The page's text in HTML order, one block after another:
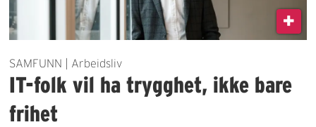
SAMFUNN | Arbeidsliv
IT-folk vil ha trygghet, ikke bare
frihet